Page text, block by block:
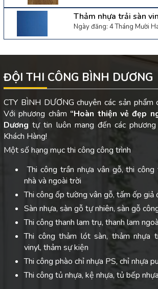
Thảm nhựa trải sàn
Ngày đăng: 4 Tháng Mười
ĐỘI THI CÔNG BÌNH DƯƠNG
CTY BÌNH DƯƠNG chuyên các sản phẩm
Với phương châm “Hoàn thiện vẻ đẹp
Dươngtự tin luôn mang đến các
Khách Hàng!
Một số hạng mục thi công công trình
Thi công trần nhựa vân gỗ, thi
nhà và ngoài trời
Thi công ốp tường vân gỗ, tấm ốp giả
Sàn nhựa, sàn gỗ tự nhiên, sàn gỗ
Thi công thanh lam trụ, thanh lam
Thi công thảm lót sàn, thảm nhựa
vinyl, thảm sự kiện
Thi công phào chỉ nhựa PS, chỉ nhựa
Thi công tủ nhựa, kệ nhựa, tủ bếp nhựa